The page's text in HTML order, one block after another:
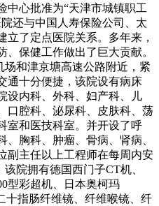
中心批准为“天津市城镇职工
还与中国人寿保险公司、太
了定点医院关系。多年来，
、保健工作做出了巨大贡献。
和津京塘高速公路附近，紧
通十分便捷，该院设有病床
设内科、外科、妇产科、儿
口腔科、泌尿科、皮肤科、荡
室和医技科室。并开设了呼
胸科、肿瘤、骨病、肾病、
副主任以上工程师在每周内安
院拥有德国西门子CT机、
型彩超机、日本奥柯玛
十指肠纤维镜、纤维喉镜、纤